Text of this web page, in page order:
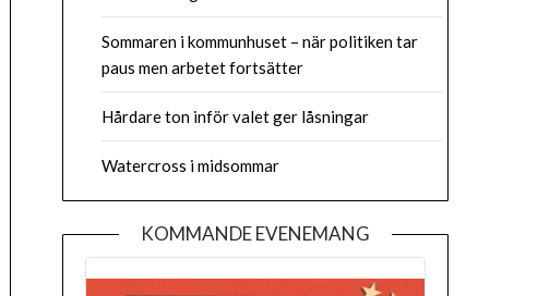
Sommaren i kommunhuset – när politiken tar
paus men arbetet fortsätter
Hårdare ton inför valet ger låsningar
Watercross i midsommar
KOMMANDE EVENEMANG